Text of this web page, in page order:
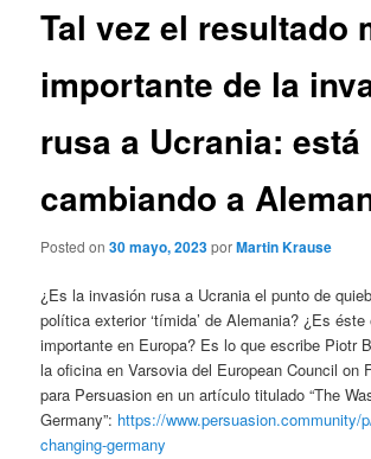
Tal vez el resultado
importante de la
rusa a Ucrania: está
cambiando a
Posted on30 mayo, 2023porMartin Krause
¿Es la invasión rusa a Ucrania el punto de
política exterior ‘tímida’ de Alemania? ¿Es
importante en Europa? Es lo que escribe Piotr
la oficina en Varsovia del European Council on
para Persuasion en un artículo titulado “The
Germany”: https://www.persuasion.community/
changing-germany